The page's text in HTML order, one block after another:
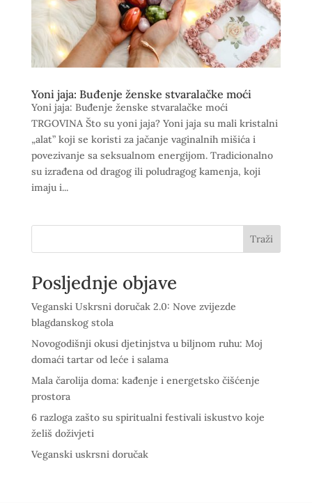
Yoni jaja: Buđenje ženske stvaralačke moći
Yoni jaja: Buđenje ženske stvaralačke moći
TRGOVINA Što su yoni jaja? Yoni jaja su mali kristalni
„alat” koji se koristi za jačanje vaginalnih mišića i
povezivanje sa seksualnom energijom. Tradicionalno
su izrađena od dragog ili poludragog kamenja, koji
imaju i...
Traži
Posljednje objave
Veganski Uskrsni doručak 2.0: Nove zvijezde
blagdanskog stola
Novogodišnji okusi djetinjstva u biljnom ruhu: Moj
domaći tartar od leće i salama
Mala čarolija doma: kađenje i energetsko čišćenje
prostora
6 razloga zašto su spiritualni festivali iskustvo koje
želiš doživjeti
Veganski uskrsni doručak